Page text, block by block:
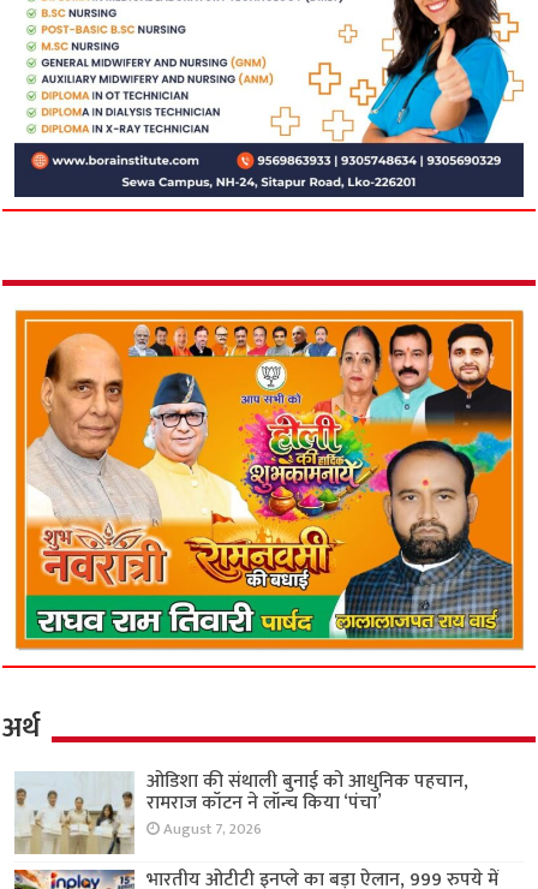
अर्थ
ओडिशा की संथाली बुनाई को आधुनिक पहचान,
रामराज कॉटन ने लॉन्च किया ‘पंचा’
August 7, 2026
भारतीय ओटीटी इनप्ले का बड़ा ऐलान, 999 रुपये में